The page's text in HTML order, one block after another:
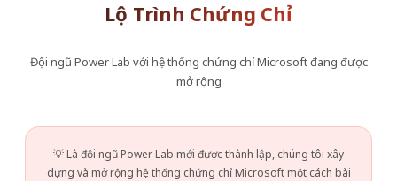
Lộ Trình Chứng Chỉ
Đội ngũ Power Lab với hệ thống chứng chỉ Microsoft đang được
mở rộng
💡 Là đội ngũ Power Lab mới được thành lập, chúng tôi xây
dựng và mở rộng hệ thống chứng chỉ Microsoft một cách bài